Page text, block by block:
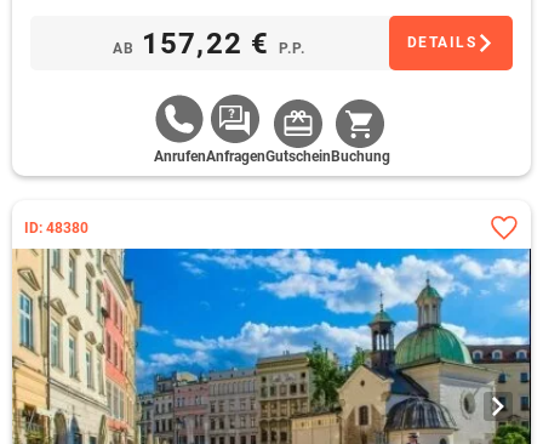
AB 157,22 € P.P. DETAILS
AnrufenAnfragenGutschein Buchung
ID: 48380